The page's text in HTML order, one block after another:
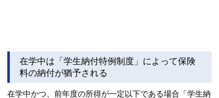
在学中は「学生納付特例制度」によって保険
料の納付が猶予される
在学中かつ、前年度の所得が一定以下である場合「学生納